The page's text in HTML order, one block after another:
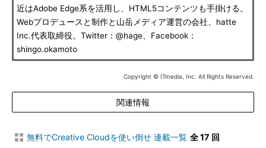
近はAdobe Edge系を活用し、HTML5コンテンツも手掛ける。
Webプロデュースと制作と山岳メディア運営の会社、hatte
Inc.代表取締役。Twitter：@hage、Facebook：
shingo.okamoto
Copyright © ITmedia, Inc. All Rights Reserved.
関連情報
無料でCreative Cloudを使い倒せ 連載一覧 全 17 回